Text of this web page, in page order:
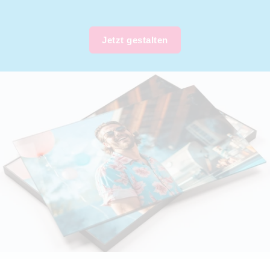
Jetzt gestalten